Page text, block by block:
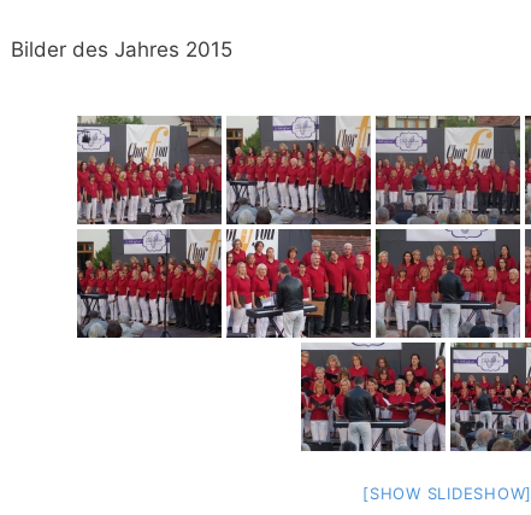
Bilder des Jahres 2015
[SHOW SLIDESHOW]